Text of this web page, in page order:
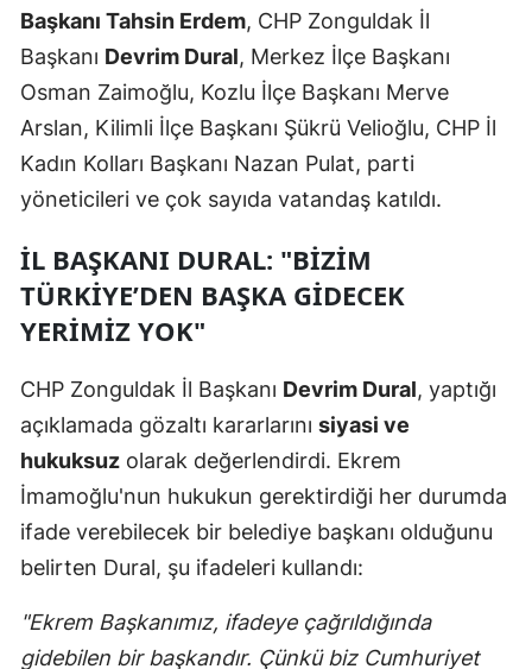
Başkanı Tahsin Erdem, CHP Zonguldak İl
Başkanı Devrim Dural, Merkez İlçe Başkanı
Osman Zaimoğlu, Kozlu İlçe Başkanı Merve
Arslan, Kilimli İlçe Başkanı Şükrü Velioğlu, CHP İl
Kadın Kolları Başkanı Nazan Pulat, parti
yöneticileri ve çok sayıda vatandaş katıldı.
İL BAŞKANI DURAL: "BİZİM
TÜRKİYE’DEN BAŞKA GİDECEK
YERİMİZ YOK"
CHP Zonguldak İl Başkanı Devrim Dural, yaptığı
açıklamada gözaltı kararlarını siyasi ve
hukuksuz olarak değerlendirdi. Ekrem
İmamoğlu'nun hukukun gerektirdiği her durumda
ifade verebilecek bir belediye başkanı olduğunu
belirten Dural, şu ifadeleri kullandı:
"Ekrem Başkanımız, ifadeye çağrıldığında
gidebilen bir başkandır. Çünkü biz Cumhuriyet